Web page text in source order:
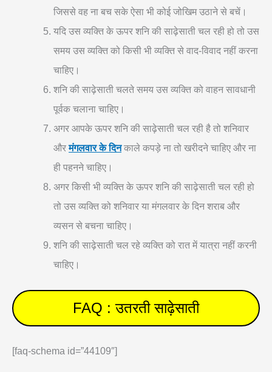
जिससे वह ना बच सके ऐसा भी कोई जोखिम उठाने से बचें।
यदि उस व्यक्ति के ऊपर शनि की साढ़ेसाती चल रही हो तो उस
समय उस व्यक्ति को किसी भी व्यक्ति से वाद-विवाद नहीं करना
चाहिए।
शनि की साढ़ेसाती चलते समय उस व्यक्ति को वाहन सावधानी
पूर्वक चलाना चाहिए।
अगर आपके ऊपर शनि की साढ़ेसाती चल रही है तो शनिवार
औरमंगलवार के दिनकाले कपड़े ना तो खरीदने चाहिए और ना
ही पहनने चाहिए।
अगर किसी भी व्यक्ति के ऊपर शनि की साढ़ेसाती चल रही हो
तो उस व्यक्ति को शनिवार या मंगलवार के दिन शराब और
व्यसन से बचना चाहिए।
शनि की साढ़ेसाती चल रहे व्यक्ति को रात में यात्रा नहीं करनी
चाहिए।
FAQ : उतरती साढ़ेसाती
[faq-schema id=”44109″]